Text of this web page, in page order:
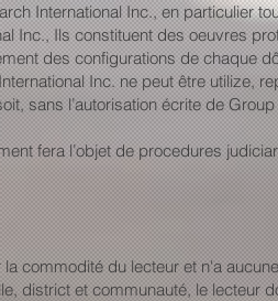
International Inc., en particulier
Inc., Ils constituent des oeuvres
des configurations de chaque
Inc. ne peut être utilize,
sans l’autorisation écrite de
fera l’objet de procedures
commodité du lecteur et n'a
district et communauté, le lecteur